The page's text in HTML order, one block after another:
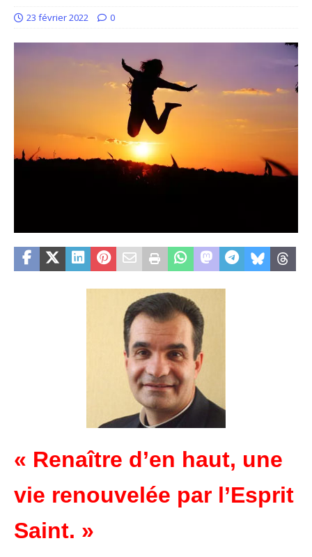
23 février 2022 0
« Renaître d’en haut, une
vie renouvelée par l’Esprit
Saint. »